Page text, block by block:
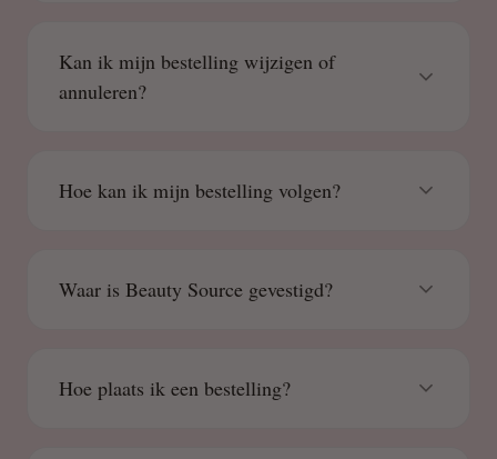
Kan ik mijn bestelling wijzigen of
annuleren?
Hoe kan ik mijn bestelling volgen?
Waar is Beauty Source gevestigd?
Hoe plaats ik een bestelling?